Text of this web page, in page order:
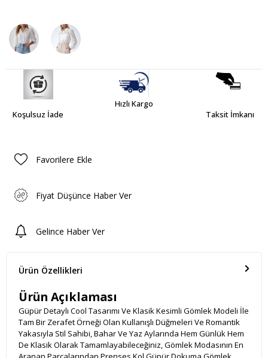
Koşulsuz İade
Hızlı Kargo
Taksit İmkanı
Favorilere Ekle
Fiyat Düşünce Haber Ver
Gelince Haber Ver
Ürün Özellikleri
Ürün Açıklaması
Güpür Detaylı Cool Tasarımı Ve Klasik Kesimli Gömlek Modeli İle
Tam Bir Zerafet Örneği Olan Kullanışlı Düğmeleri Ve Romantik
Yakasıyla Stil Sahibi, Bahar Ve Yaz Aylarında Hem Günlük Hem
De Klasik Olarak Tamamlayabileceğiniz, Gömlek Modasının En